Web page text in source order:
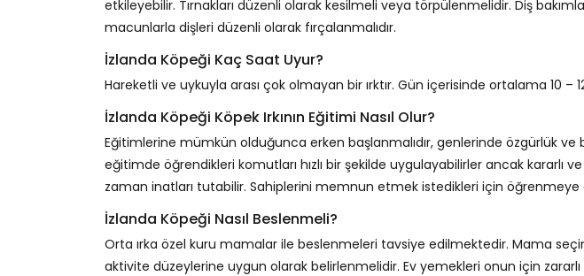
etkileyebilir. Tırnakları düzenli olarak kesilmeli veya törpülenmelidir. Diş
macunlarla dişleri düzenli olarak fırçalanmalıdır.
İzlanda Köpeği Kaç Saat Uyur?
Hareketli ve uykuyla arası çok olmayan bir ırktır. Gün içerisinde ortalama 10 –
İzlanda Köpeği Köpek Irkının Eğitimi Nasıl Olur?
Eğitimlerine mümkün olduğunca erken başlanmalıdır, genlerinde özgürlük ve
eğitimde öğrendikleri komutları hızlı bir şekilde uygulayabilirler ancak kararlı
zaman inatları tutabilir. Sahiplerini memnun etmek istedikleri için öğrenmeye
İzlanda Köpeği Nasıl Beslenmeli?
Orta ırka özel kuru mamalar ile beslenmeleri tavsiye edilmektedir. Mama
aktivite düzeylerine uygun olarak belirlenmelidir. Ev yemekleri onun için